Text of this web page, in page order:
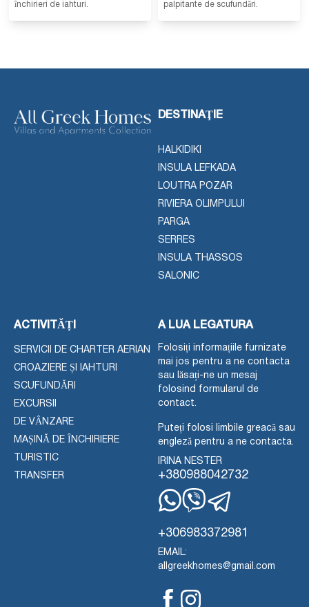
închirieri de iahturi.
palpitante de scufundări.
DESTINAŢIE
HALKIDIKI
INSULA LEFKADA
LOUTRA POZAR
RIVIERA OLIMPULUI
PARGA
SERRES
INSULA THASSOS
SALONIC
ACTIVITĂȚI
SERVICII DE CHARTER AERIAN
CROAZIERE ȘI IAHTURI
SCUFUNDĂRI
EXCURSII
DE VÂNZARE
MAȘINĂ DE ÎNCHIRIERE
TURISTIC
TRANSFER
A LUA LEGATURA
Folosiți informațiile furnizate
mai jos pentru a ne contacta
sau lăsați-ne un mesaj
folosind formularul de
contact.
Puteți folosi limbile greacă sau
engleză pentru a ne contacta.
IRINA NESTER
+380988042732
+306983372981
EMAIL:
allgreekhomes@gmail.com